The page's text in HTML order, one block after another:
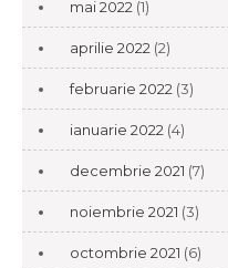
mai 2022 (1)
aprilie 2022 (2)
februarie 2022 (3)
ianuarie 2022 (4)
decembrie 2021 (7)
noiembrie 2021 (3)
octombrie 2021 (6)